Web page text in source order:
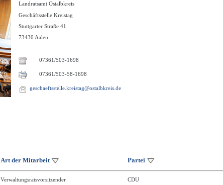
Landratsamt Ostalbkreis
Geschäftsstelle Kreistag
Stuttgarter Straße 41
73430 Aalen
07361/503-1698
07361/503-58-1698
geschaeftsstelle.kreistag@ostalbkreis.de
Art der Mitarbeit Partei
Verwaltungsratsvorsitzender CDU